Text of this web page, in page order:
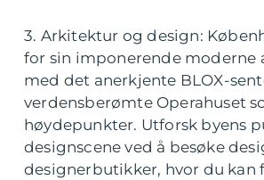
3. Arkitektur og design:
for sin imponerende moderne
med det anerkjente BLOX-
verdensberømte Operahuset
høydepunkter. Utforsk byens
designscene ved å besøke
designerbutikker, hvor du kan